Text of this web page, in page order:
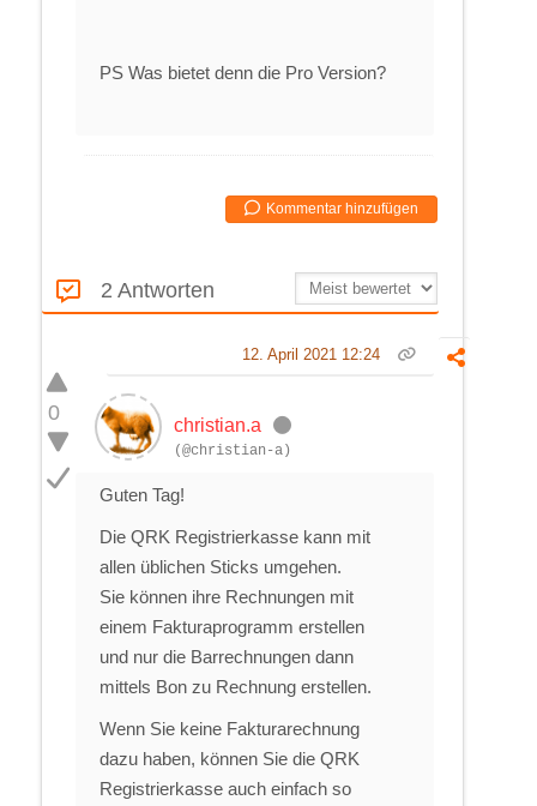
PS Was bietet denn die Pro Version?
Kommentar hinzufügen
2 Antworten
0
12. April 2021 12:24
christian.a
(@christian-a)
Guten Tag!
Die QRK Registrierkasse kann mit
allen üblichen Sticks umgehen.
Sie können ihre Rechnungen mit
einem Fakturaprogramm erstellen
und nur die Barrechnungen dann
mittels Bon zu Rechnung erstellen.
Wenn Sie keine Fakturarechnung
dazu haben, können Sie die QRK
Registrierkasse auch einfach so